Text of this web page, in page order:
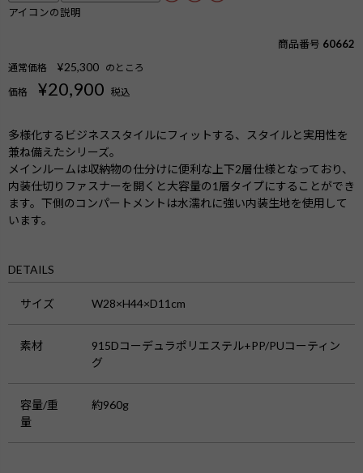
アイコンの説明
商品番号 60662
通常価格 ¥25,300 のところ
価格
¥20,900 税込
多様化するビジネススタイルにフィットする、スタイルと実用性を
兼ね備えたシリーズ。
メインルームは収納物の仕分けに便利な上下2層仕様となっており、
内装仕切りファスナーを開くと大容量の1層タイプにすることができ
ます。下側のコンパートメントは水濡れに強い内装生地を使用して
います。
DETAILS
サイズ W28×H44×D11cm
素材
915Dコーデュラポリエステル+PP/PUコーティン
グ
容量/重
量
約960g